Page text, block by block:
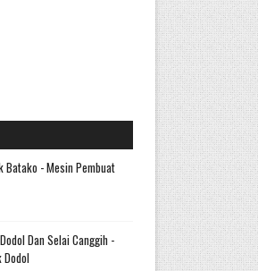
Batako - Mesin Pembuat
Dan Selai Canggih -
Dodol